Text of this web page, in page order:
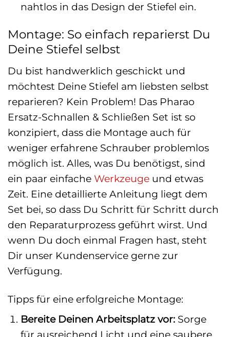
nahtlos in das Design der Stiefel ein.
Montage: So einfach reparierst Du
Deine Stiefel selbst
Du bist handwerklich geschickt und
möchtest Deine Stiefel am liebsten selbst
reparieren? Kein Problem! Das Pharao
Ersatz-Schnallen & Schließen Set ist so
konzipiert, dass die Montage auch für
weniger erfahrene Schrauber problemlos
möglich ist. Alles, was Du benötigst, sind
ein paar einfache Werkzeuge und etwas
Zeit. Eine detaillierte Anleitung liegt dem
Set bei, so dass Du Schritt für Schritt durch
den Reparaturprozess geführt wirst. Und
wenn Du doch einmal Fragen hast, steht
Dir unser Kundenservice gerne zur
Verfügung.
Tipps für eine erfolgreiche Montage:
Bereite Deinen Arbeitsplatz vor:Sorge
für ausreichend Licht und eine saubere